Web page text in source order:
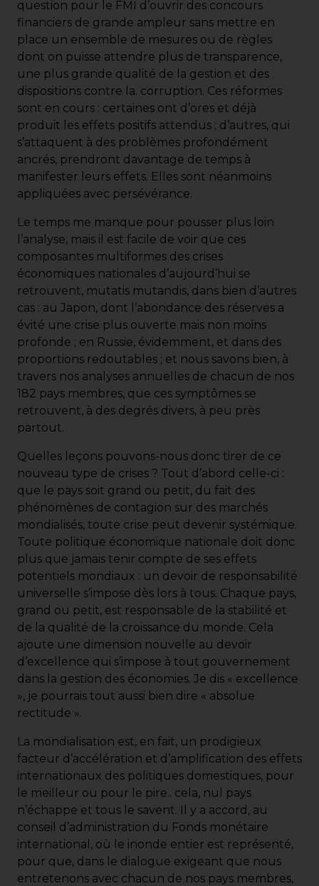
question pour le FMI d’ouvrir des concours
financiers de grande ampleur sans mettre en
place un ensemble de mesures ou de règles
dont on puisse attendre plus de transparence,
une plus grande qualité de la gestion et des
dispositions contre la. corruption. Ces réformes
sont en cours : certaines ont d’ores et déjà
produit les effets positifs attendus ; d’autres, qui
s’attaquent à des problèmes profondément
ancrés, prendront davantage de temps à
manifester leurs effets. Elles sont néanmoins
appliquées avec persévérance.
Le temps me manque pour pousser plus loin
l’analyse, mais il est facile de voir que ces
composantes multiformes des crises
économiques nationales d’aujourd’hui se
retrouvent, mutatis mutandis, dans bien d’autres
cas : au Japon, dont l’abondance des réserves a
évité une crise plus ouverte mais non moins
profonde ; en Russie, évidemment, et dans des
proportions redoutables ; et nous savons bien, à
travers nos analyses annuelles de chacun de nos
182 pays membres, que ces symptômes se
retrouvent, à des degrés divers, à peu près
partout.
Quelles leçons pouvons-nous donc tirer de ce
nouveau type de crises ? Tout d’abord celle-ci :
que le pays soit grand ou petit, du fait des
phénomènes de contagion sur des marchés
mondialisés, toute crise peut devenir systémique.
Toute politique économique nationale doit donc
plus que jamais tenir compte de ses effets
potentiels mondiaux : un devoir de responsabilité
universelle s’impose dès lors à tous. Chaque pays,
grand ou petit, est responsable de la stabilité et
de la qualité de la croissance du monde. Cela
ajoute une dimension nouvelle au devoir
d’excellence qui s’impose à tout gouvernement
dans la gestion des économies. Je dis « excellence
», je pourrais tout aussi bien dire « absolue
rectitude ».
La mondialisation est, en fait, un prodigieux
facteur d’accélération et d’amplification des effets
internationaux des politiques domestiques, pour
le meilleur ou pour le pire.. cela, nul pays
n’échappe et tous le savent. Il y a accord, au
conseil d’administration du Fonds monétaire
international, où le inonde entier est représenté,
pour que, dans le dialogue exigeant que nous
entretenons avec chacun de nos pays membres,